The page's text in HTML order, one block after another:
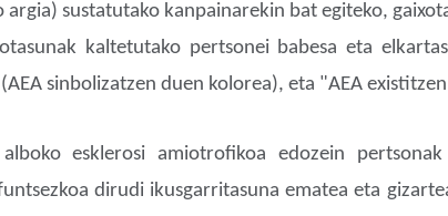
argia) sustatutako kanpainarekin bat egiteko,
kaltetutako pertsonei babesa eta
sinbolizatzen duen kolorea), eta "AEA
esklerosi amiotrofikoa edozein
dirudi ikusgarritasuna ematea eta